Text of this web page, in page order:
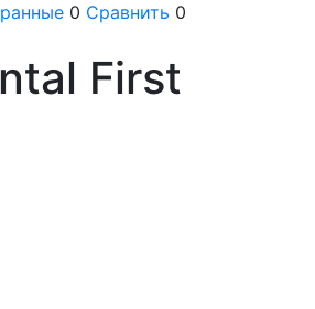
0 Сравнить 0
First